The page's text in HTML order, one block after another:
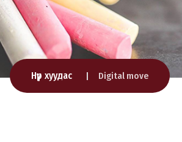
Нүүр хуудас Digital move